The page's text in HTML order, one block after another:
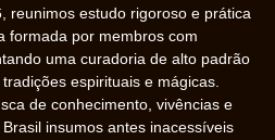
reunimos estudo rigoroso e prática
formada por membros com
uma curadoria de alto padrão
espirituais e mágicas.
de conhecimento, vivências e
insumos antes inacessíveis